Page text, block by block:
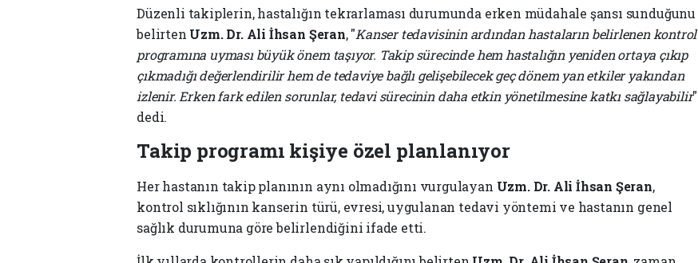
Düzenli takiplerin, hastalığın tekrarlaması durumunda erken müdahale şansı sunduğunu
belirten Uzm. Dr. Ali İhsan Şeran, "Kanser tedavisinin ardından hastaların belirlenen kontrol
programına uyması büyük önem taşıyor. Takip sürecinde hem hastalığın yeniden ortaya çıkıp
çıkmadığı değerlendirilir hem de tedaviye bağlı gelişebilecek geç dönem yan etkiler yakından
izlenir. Erken fark edilen sorunlar, tedavi sürecinin daha etkin yönetilmesine katkı sağlayabilir"
dedi.
Takip programı kişiye özel planlanıyor
Her hastanın takip planının aynı olmadığını vurgulayan Uzm. Dr. Ali İhsan Şeran,
kontrol sıklığının kanserin türü, evresi, uygulanan tedavi yöntemi ve hastanın genel
sağlık durumuna göre belirlendiğini ifade etti.